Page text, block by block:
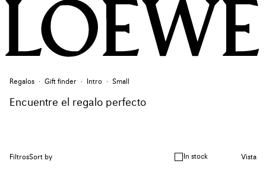
Regalos Gift finder Intro Small
Encuentre el regalo perfecto
FiltrosSort by In stock Vista